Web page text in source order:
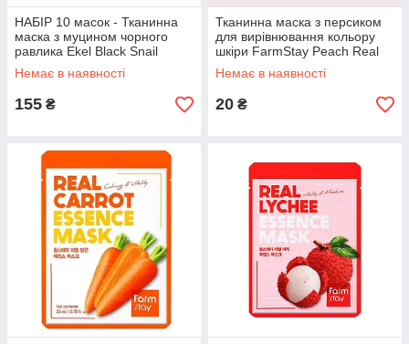
НАБІР 10 масок - Тканинна
маска з муцином чорного
равлика Ekel Black Snail
Essence Mask, 25 мл.*10 шт.
Немає в наявності
155 ₴
Тканинна маска з персиком
для вирівнювання кольору
шкіри FarmStay Peach Real
Essence Mask
Немає в наявності
20 ₴